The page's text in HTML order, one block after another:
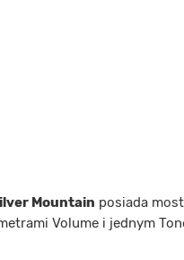
Mountain posiada
Volume i jednym